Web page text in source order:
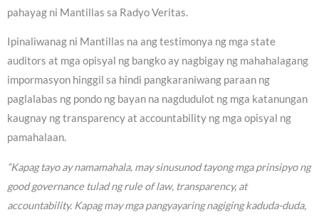
pahayag ni Mantillas sa Radyo Veritas.
Ipinaliwanag ni Mantillas na ang testimonya ng mga state
auditors at mga opisyal ng bangko ay nagbigay ng mahahalagang
impormasyon hinggil sa hindi pangkaraniwang paraan ng
paglalabas ng pondo ng bayan na nagdudulot ng mga katanungan
kaugnay ng transparency at accountability ng mga opisyal ng
pamahalaan.
“Kapag tayo ay namamahala, may sinusunod tayong mga prinsipyo ng
good governance tulad ng rule of law, transparency, at
accountability. Kapag may mga pangyayaring nagiging kaduda-duda,